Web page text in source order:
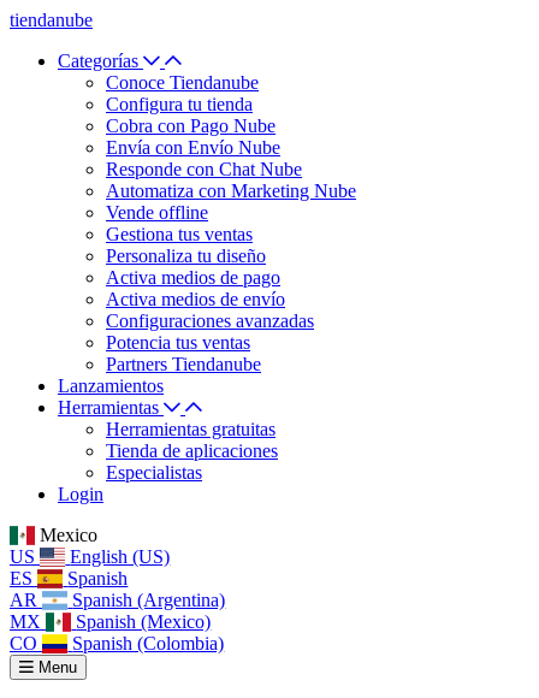
tiendanube
Categorías
Conoce Tiendanube
Configura tu tienda
Cobra con Pago Nube
Envía con Envío Nube
Responde con Chat Nube
Automatiza con Marketing Nube
Vende offline
Gestiona tus ventas
Personaliza tu diseño
Activa medios de pago
Activa medios de envío
Configuraciones avanzadas
Potencia tus ventas
Partners Tiendanube
Lanzamientos
Herramientas
Herramientas gratuitas
Tienda de aplicaciones
Especialistas
Login
Mexico
US
English (US)
ES
Spanish
AR
Spanish (Argentina)
MX
Spanish (Mexico)
CO
Spanish (Colombia)
Menu